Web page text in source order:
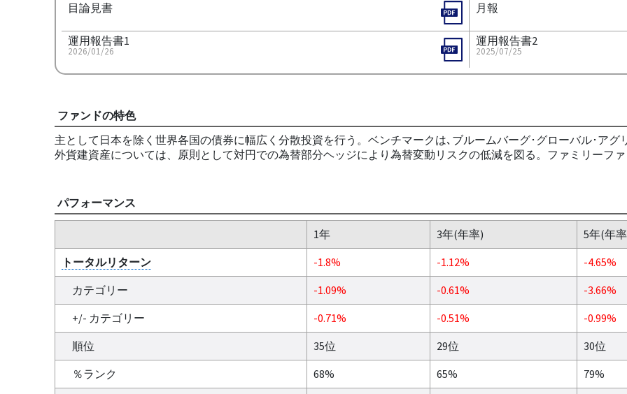
目論見書
月報
運用報告書1
2026/01/26
運用報告書2
2025/07/25
ファンドの特色
主として日本を除く世界各国の債券に幅広く分散投資を行う。ベンチマークは､ブルームバーグ･グローバル･ア
外貨建資産については、原則として対円での為替部分ヘッジにより為替変動リスクの低減を図る。ファミリーフ
パフォーマンス
1年 3年(年率) 5年(年
トータルリターン
-1.8% -1.12% -4.65%
カテゴリー
-1.09% -0.61% -3.66%
+/- カテゴリー
-0.71% -0.51% -0.99%
順位
35位 29位 30位
％ランク
68% 65% 79%